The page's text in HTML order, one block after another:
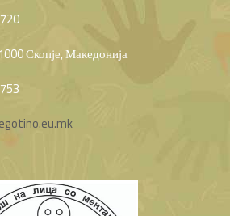
Скопје, Македонија